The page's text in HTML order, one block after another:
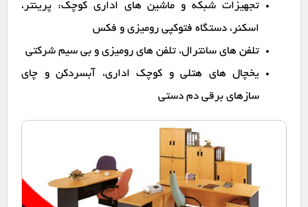
تجهیزات شبکه و ماشین های اداری کوچک: پرینتر،
اسکنر، دستگاه فتوکپی رومیزی و فکس
تلفن های سانترال، تلفن های رومیزی و بی سیم شرکتی
یخچال های هتلی و کوچک اداری، آبسردکن و چای
سازهای برقی دم دستی